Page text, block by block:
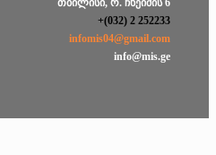
თბილისი, რ. ჩხეიძის 6
+(032) 2 252233
infomis04@gmail.com
info@mis.ge